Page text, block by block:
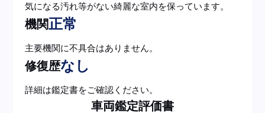
気になる汚れ等がない綺麗な室内を保っています。
機関正常
主要機関に不具合はありません。
修復歴なし
詳細は鑑定書をご確認ください。
車両鑑定評価書